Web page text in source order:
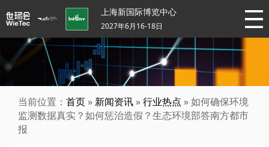
上海新国际博览中心
2027年6月16-18日
当前位置： 首页 » 新闻资讯 »行业热点 » 如何确保环境
监测数据真实？如何惩治造假？生态环境部答南方都市
报